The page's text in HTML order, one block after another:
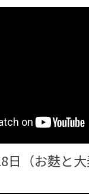
日（お麩と